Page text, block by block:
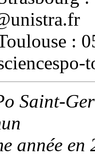
:
Saint-
année en